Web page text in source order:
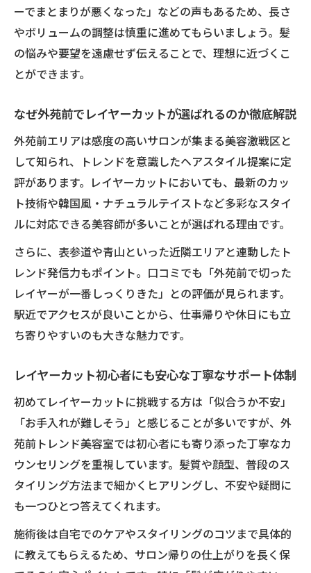
レイヤーカットが得意な美容師へ相談するコツ
理想のレイヤーカットを伝えるための準備
術
失敗しない美容師相談のポイントと注意点
レイヤーカットで迷ったときの相談事例紹
美容師とのカウンセリングでの伝え方を解
説
外苑前で信頼できる美容師の見つけ方とコ
ツ
顔型ごとに変わるレイヤーカットのデザイ
ン提案
髪質別おすすめレイヤーカットのスタイル
例
断法
自分に合ったレイヤーカットの見つけ方を
紹介
美しいシルエットを作るレイヤーカットの
工夫
後悔しないレイヤーカットのための準備法
レイヤーカットのメリットと注意点を事前
に確認
イメージ共有に役立つ準備とカウンセリン
ーでまとまりが悪くなった」などの声もあるため、長さ
やボリュームの調整は慎重に進めてもらいましょう。髪
の悩みや要望を遠慮せず伝えることで、理想に近づくこ
とができます。
なぜ外苑前でレイヤーカットが選ばれるのか徹底解説
外苑前エリアは感度の高いサロンが集まる美容激戦区と
して知られ、トレンドを意識したヘアスタイル提案に定
評があります。レイヤーカットにおいても、最新のカッ
ト技術や韓国風・ナチュラルテイストなど多彩なスタイ
ルに対応できる美容師が多いことが選ばれる理由です。
さらに、表参道や青山といった近隣エリアと連動したト
レンド発信力もポイント。口コミでも「外苑前で切った
レイヤーが一番しっくりきた」との評価が見られます。
駅近でアクセスが良いことから、仕事帰りや休日にも立
ち寄りやすいのも大きな魅力です。
レイヤーカット初心者にも安心な丁寧なサポート体制
初めてレイヤーカットに挑戦する方は「似合うか不安」
「お手入れが難しそう」と感じることが多いですが、外
苑前トレンド美容室では初心者にも寄り添った丁寧なカ
ウンセリングを重視しています。髪質や顔型、普段のス
タイリング方法まで細かくヒアリングし、不安や疑問に
も一つひとつ答えてくれます。
施術後は自宅でのケアやスタイリングのコツまで具体的
に教えてもらえるため、サロン帰りの仕上がりを長く保